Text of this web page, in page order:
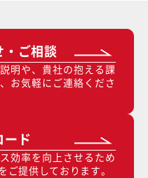
・ご相談
明や、貴社の抱える課
お気軽にご連絡くださ
ード
効率を向上させるため
ご提供しております。